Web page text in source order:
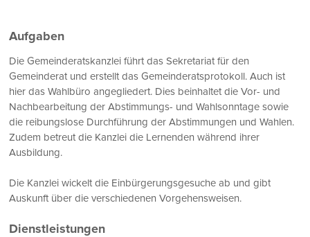
Aufgaben
Die Gemeinderatskanzlei führt das Sekretariat für den
Gemeinderat und erstellt das Gemeinderatsprotokoll. Auch ist
hier das Wahlbüro angegliedert. Dies beinhaltet die Vor- und
Nachbearbeitung der Abstimmungs- und Wahlsonntage sowie
die reibungslose Durchführung der Abstimmungen und Wahlen.
Zudem betreut die Kanzlei die Lernenden während ihrer
Ausbildung.
Die Kanzlei wickelt die Einbürgerungsgesuche ab und gibt
Auskunft über die verschiedenen Vorgehensweisen.
Dienstleistungen